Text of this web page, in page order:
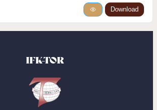
Download
IFK-TOR